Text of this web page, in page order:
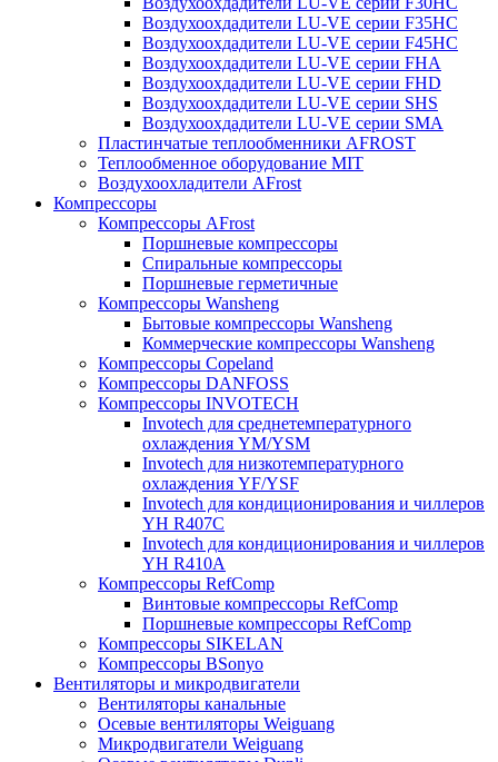
Воздухоохдадители LU-VE серии F35HC
Воздухоохдадители LU-VE серии F45HC
Воздухоохдадители LU-VE серии FHA
Воздухоохдадители LU-VE серии FHD
Воздухоохдадители LU-VE серии SHS
Воздухоохдадители LU-VE серии SMA
Пластинчатые теплообменники AFROST
Теплообменное оборудование MIT
Воздухоохладители AFrost
Компрессоры
Компрессоры AFrost
Поршневые компрессоры
Спиральные компрессоры
Поршневые герметичные
Компрессоры Wansheng
Бытовые компрессоры Wansheng
Коммерческие компрессоры Wansheng
Компрессоры Copeland
Компрессоры DANFOSS
Компрессоры INVOTECH
Invotech для среднетемпературного
охлаждения YM/YSM
Invotech для низкотемпературного
охлаждения YF/YSF
Invotech для кондиционирования и чиллеров
YH R407C
Invotech для кондиционирования и чиллеров
YH R410A
Компрессоры RefComp
Винтовые компрессоры RefComp
Поршневые компрессоры RefComp
Компрессоры SIKELAN
Компрессоры BSonyo
Вентиляторы и микродвигатели
Вентиляторы канальные
Осевые вентиляторы Weiguang
Микродвигатели Weiguang